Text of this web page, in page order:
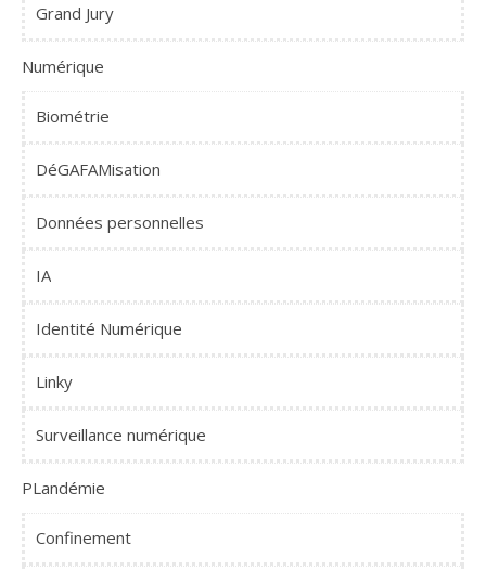
Grand Jury
Numérique
Biométrie
DéGAFAMisation
Données personnelles
IA
Identité Numérique
Linky
Surveillance numérique
PLandémie
Confinement